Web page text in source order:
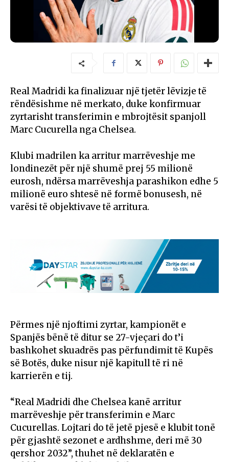
Real Madridi ka finalizuar një tjetër lëvizje të
rëndësishme në merkato, duke konfirmuar
zyrtarisht transferimin e mbrojtësit spanjoll
Marc Cucurella nga Chelsea.
Klubi madrilen ka arritur marrëveshje me
londinezët për një shumë prej 55 milionë
eurosh, ndërsa marrëveshja parashikon edhe 5
milionë euro shtesë në formë bonusesh, në
varësi të objektivave të arritura.
Përmes një njoftimi zyrtar, kampionët e
Spanjës bënë të ditur se 27-vjeçari do t’i
bashkohet skuadrës pas përfundimit të Kupës
së Botës, duke nisur një kapitull të ri në
karrierën e tij.
“Real Madridi dhe Chelsea kanë arritur
marrëveshje për transferimin e Marc
Cucurellas. Lojtari do të jetë pjesë e klubit tonë
për gjashtë sezonet e ardhshme, deri më 30
qershor 2032”, thuhet në deklaratën e